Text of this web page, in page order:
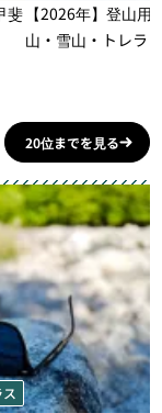
斐 【2026年】登山
山・雪山・トレラ
20位までを見る